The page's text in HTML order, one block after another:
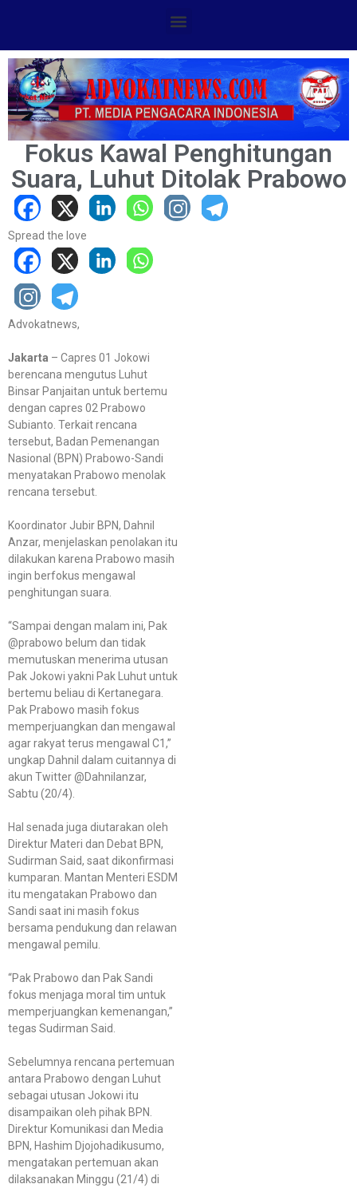
Fokus Kawal Penghitungan
Suara, Luhut Ditolak Prabowo
Spread the love
Advokatnews,
Jakarta – Capres 01 Jokowi
berencana mengutus Luhut
Binsar Panjaitan untuk bertemu
dengan capres 02 Prabowo
Subianto. Terkait rencana
tersebut, Badan Pemenangan
Nasional (BPN) Prabowo-Sandi
menyatakan Prabowo menolak
rencana tersebut.
Koordinator Jubir BPN, Dahnil
Anzar, menjelaskan penolakan itu
dilakukan karena Prabowo masih
ingin berfokus mengawal
penghitungan suara.
“Sampai dengan malam ini, Pak
@prabowo belum dan tidak
memutuskan menerima utusan
Pak Jokowi yakni Pak Luhut untuk
bertemu beliau di Kertanegara.
Pak Prabowo masih fokus
memperjuangkan dan mengawal
agar rakyat terus mengawal C1,”
ungkap Dahnil dalam cuitannya di
akun Twitter @Dahnilanzar,
Sabtu (20/4).
Hal senada juga diutarakan oleh
Direktur Materi dan Debat BPN,
Sudirman Said, saat dikonfirmasi
kumparan. Mantan Menteri ESDM
itu mengatakan Prabowo dan
Sandi saat ini masih fokus
bersama pendukung dan relawan
mengawal pemilu.
“Pak Prabowo dan Pak Sandi
fokus menjaga moral tim untuk
memperjuangkan kemenangan,”
tegas Sudirman Said.
Sebelumnya rencana pertemuan
antara Prabowo dengan Luhut
sebagai utusan Jokowi itu
disampaikan oleh pihak BPN.
Direktur Komunikasi dan Media
BPN, Hashim Djojohadikusumo,
mengatakan pertemuan akan
dilaksanakan Minggu (21/4) di